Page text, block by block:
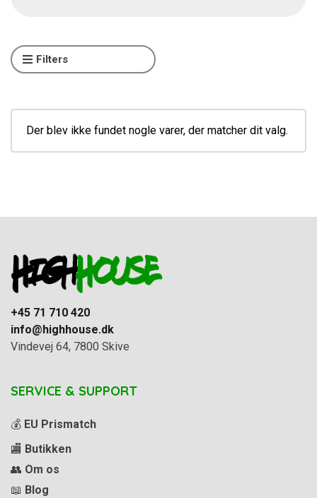
Filters
Der blev ikke fundet nogle varer, der matcher dit valg.
+45 71 710 420
info@highhouse.dk
Vindevej 64, 7800 Skive
SERVICE & SUPPORT
💰 EU Prismatch
🏬 Butikken
👥 Om os
📖 Blog